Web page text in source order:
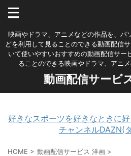
映画やドラマ、アニメなどの作品を、パ
どを利用して見ることのできる動画配信
いて使いやすいおすすめの動画配信サー
ることのできる映画やドラマ、アニ
動画配信サービ
好きなスポーツを好きなときに
チャンネルDAZN(
HOME > 動画配信サービス 洋画 >